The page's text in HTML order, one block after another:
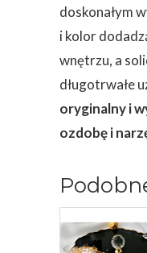
doskonałym
i kolor
wnętrzu, a
długotrwałe
oryginalny i
ozdobę i